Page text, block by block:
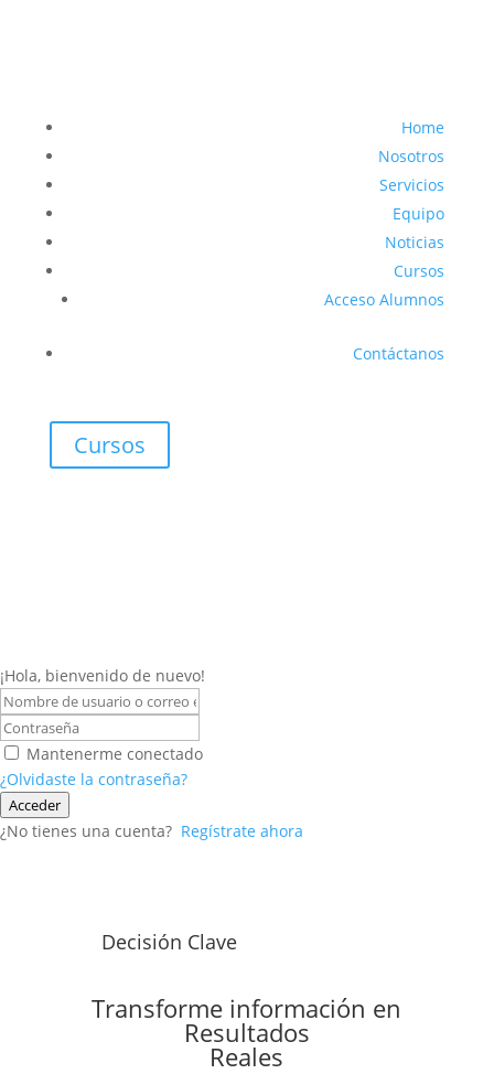
Home
Nosotros
Servicios
Equipo
Noticias
Cursos
Acceso Alumnos
Contáctanos
Cursos
¡Hola, bienvenido de nuevo!
Mantenerme conectado
¿Olvidaste la contraseña?
Acceder
¿No tienes una cuenta? Regístrate ahora
Decisión Clave
Transforme información en
Resultados
Reales